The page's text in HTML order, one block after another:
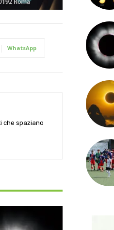
WhatsApp
che spaziano